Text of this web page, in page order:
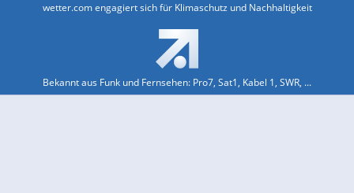
wetter.com engagiert sich für Klimaschutz und Nachhaltigkeit
Bekannt aus Funk und Fernsehen: Pro7, Sat1, Kabel 1, SWR, ...